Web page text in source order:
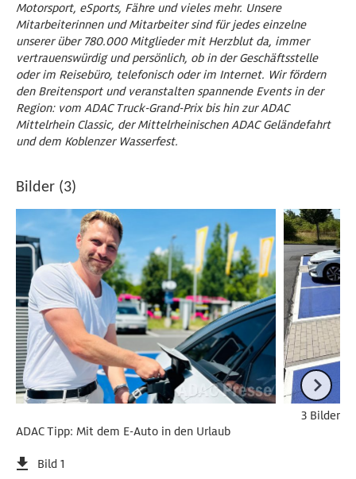
Motorsport, eSports, Fähre und vieles mehr. Unsere
Mitarbeiterinnen und Mitarbeiter sind für jedes einzelne
unserer über 780.000 Mitglieder mit Herzblut da, immer
vertrauenswürdig und persönlich, ob in der Geschäftsstelle
oder im Reisebüro, telefonisch oder im Internet. Wir fördern
den Breitensport und veranstalten spannende Events in der
Region: vom ADAC Truck-Grand-Prix bis hin zur ADAC
Mittelrhein Classic, der Mittelrheinischen ADAC Geländefahrt
und dem Koblenzer Wasserfest.
Bilder (3)
ADAC Tipp: Mit dem E-Auto in den Urlaub
Bild 1
3 Bilder